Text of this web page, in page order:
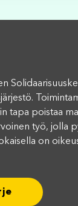
tapa poistaa
työ, jolla
on